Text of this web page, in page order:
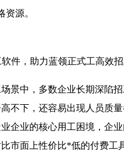
源。
件，助力蓝领正式工高效
景中，多数企业长期深陷
不下，还容易出现人员质
企业的核心用工困境，企
市面上性价比*低的付费工